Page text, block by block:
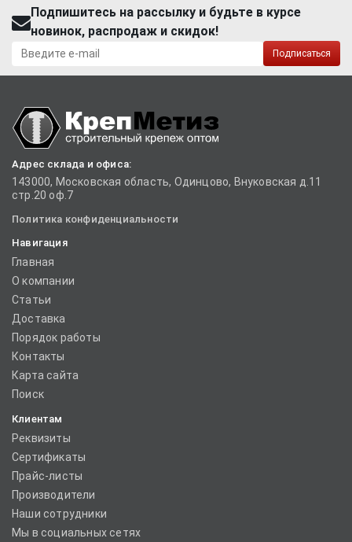
Подпишитесь на рассылку и будьте в курсе
новинок, распродаж и скидок!
Подписаться
Адрес склада и офиса:
143000, Московская область, Одинцово, Внуковская д.11
стр.20 оф.7
Политика конфиденциальности
Навигация
Главная
О компании
Статьи
Доставка
Порядок работы
Контакты
Карта сайта
Поиск
Клиентам
Реквизиты
Сертификаты
Прайс-листы
Производители
Наши сотрудники
Мы в социальных сетях